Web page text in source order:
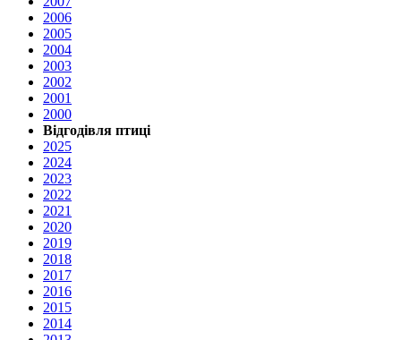
2006
2005
2004
2003
2002
2001
2000
Відгодівля птиці
2025
2024
2023
2022
2021
2020
2019
2018
2017
2016
2015
2014